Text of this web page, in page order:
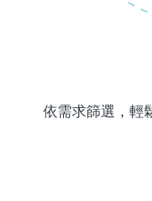
依需求篩選，輕